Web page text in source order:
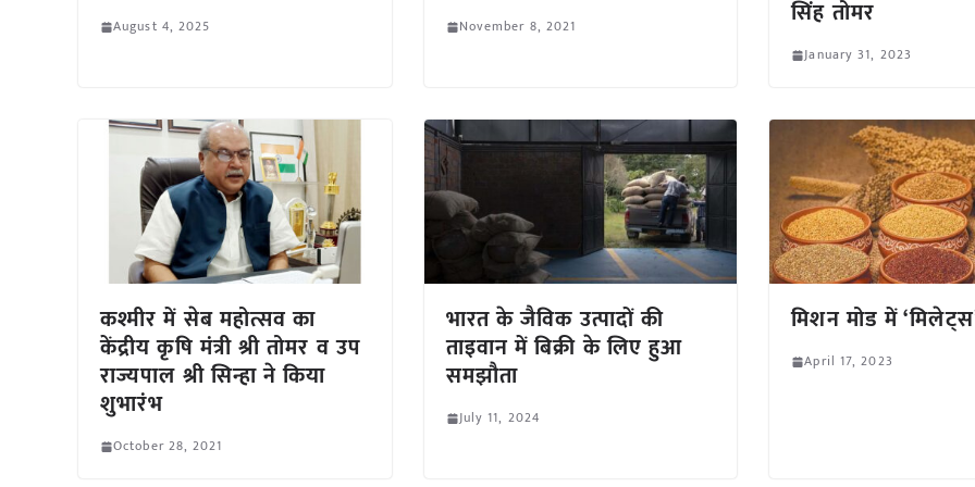
August 4, 2025 November 8, 2021 सिंह तोमर
January 31, 2023
कश्मीर में सेब महोत्सव का
केंद्रीय कृषि मंत्री श्री तोमर व उप
राज्यपाल श्री सिन्हा ने किया
शुभारंभ
October 28, 2021
भारत के जैविक उत्पादों की
ताइवान में बिक्री के लिए हुआ
समझौता
July 11, 2024
मिशन मोड में
April 17, 2023